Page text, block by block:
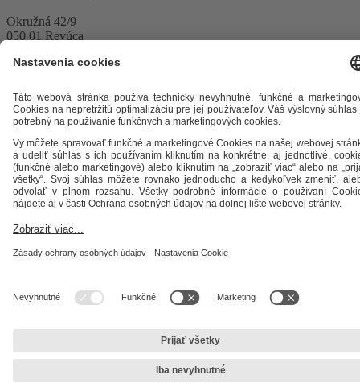
Okružná 42/9
050 01 Revúca
IČO: 36 045 403
DIČ: 2020069436
Sekretariát
+421 58 4424 178
ths@stefe.sk
Dispečing
Bezplatné číslo:
0800 700 808
dispecing.iec@stefe.sk